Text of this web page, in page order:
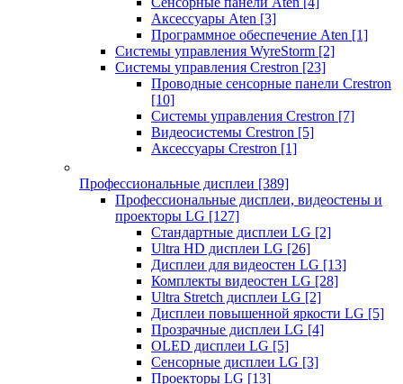
Аксессуары Aten [3]
Программное обеспечение Aten [1]
Системы управления WyreStorm [2]
Системы управления Crestron [23]
Проводные сенсорные панели Crestron
[10]
Системы управления Crestron [7]
Видеосистемы Crestron [5]
Аксессуары Crestron [1]
Профессиональные дисплеи [389]
Профессиональные дисплеи, видеостены и
проекторы LG [127]
Стандартные дисплеи LG [2]
Ultra HD дисплеи LG [26]
Дисплеи для видеостен LG [13]
Комплекты видеостен LG [28]
Ultra Stretch дисплеи LG [2]
Дисплеи повышенной яркости LG [5]
Прозрачные дисплеи LG [4]
OLED дисплеи LG [5]
Сенсорные дисплеи LG [3]
Проекторы LG [13]